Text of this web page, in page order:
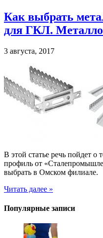
Как выбрать
для ГКЛ.
3 августа, 2017
В этой статье речь пойдет о
профиль от
выбрать в Омском филиале.
Читать далее »
Популярные записи